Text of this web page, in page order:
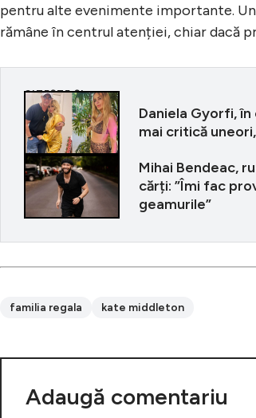
pentru alte evenimente importante.
rămâne în centrul atenției, chiar dacă
CITEȘTE ȘI
Daniela Gyorfi,
mai critică
Mihai Bendeac,
cărți: ”Îmi fac
geamurile”
familia regala kate middleton
Adaugă comentariu